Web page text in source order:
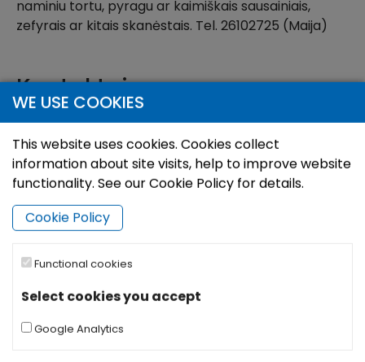
naminiu tortu, pyragu ar kaimiškais sausainiais,
zefyrais ar kitais skanėstais. Tel. 26102725 (Maija)
Kontaktai
65707203 (TIC)
Vieta
+
WE USE COOKIES
This website uses cookies. Cookies collect
information about site visits, help to improve website
functionality. See our Cookie Policy for details.
Cookie Policy
Functional cookies
Select cookies you accept
Google Analytics